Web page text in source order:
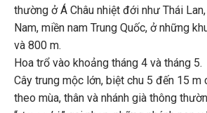
thường ở Á Châu nhiệt đới như Thái
Nam, miền nam Trung Quốc, ở những
và 800 m.
Hoa trổ vào khoảng tháng 4 và tháng 5.
Cây trung mộc lớn, biệt chu 5 đến 15 m
theo mùa, thân và nhánh già thông